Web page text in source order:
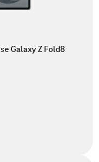
Galaxy Z Fold8